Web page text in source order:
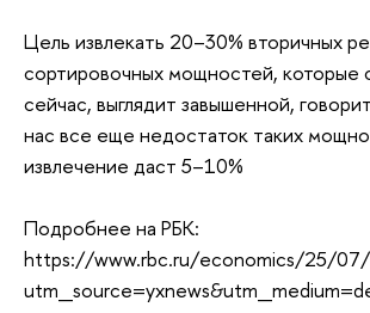
Цель извлекать 20–30% вторичных
сортировочных мощностей, которые
сейчас, выглядит завышенной,
нас все еще недостаток таких
извлечение даст 5–10%
Подробнее на РБК:
https://www.rbc.ru/economics/25/